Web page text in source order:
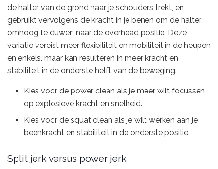
de halter van de grond naar je schouders trekt, en
gebruikt vervolgens de kracht in je benen om de halter
omhoog te duwen naar de overhead positie. Deze
variatie vereist meer flexibiliteit en mobiliteit in de heupen
en enkels, maar kan resulteren in meer kracht en
stabiliteit in de onderste helft van de beweging.
Kies voor de power clean als je meer wilt focussen
op explosieve kracht en snelheid.
Kies voor de squat clean als je wilt werken aan je
beenkracht en stabiliteit in de onderste positie.
Split jerk versus power jerk